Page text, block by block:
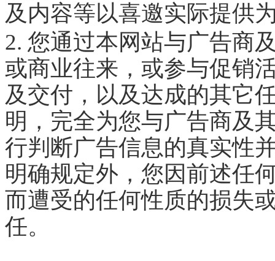
及内容等以喜邀实际提供
2. 您通过本网站与广告商
或商业往来，或参与促销
及交付，以及达成的其它
明，完全为您与广告商及
行判断广告信息的真实性
明确规定外，您因前述任
而遭受的任何性质的损失
任。